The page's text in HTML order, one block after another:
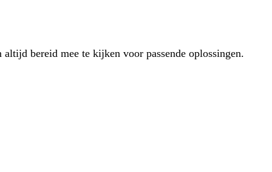
bereid mee te kijken voor passende oplossingen.